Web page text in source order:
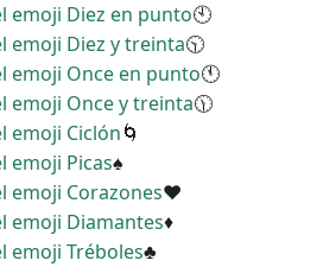
emoji Diez en punto🕙
emoji Diez y treinta🕥
emoji Once en punto🕚
emoji Once y treinta🕦
emoji Ciclón🌀
emoji Picas♠
emoji Corazones♥
emoji Diamantes♦
emoji Tréboles♣